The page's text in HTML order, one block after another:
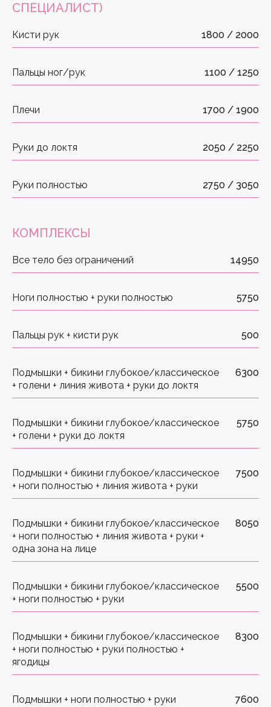
СПЕЦИАЛИСТ)
Кисти рук 1800 / 2000
Пальцы ног/рук 1100 / 1250
Плечи 1700 / 1900
Руки до локтя 2050 / 2250
Руки полностью 2750 / 3050
КОМПЛЕКСЫ
Все тело без ограничений 14950
Ноги полностью + руки полностью 5750
Пальцы рук + кисти рук 500
Подмышки + бикини глубокое/классическое
+ голени + линия живота + руки до локтя
6300
Подмышки + бикини глубокое/классическое
+ голени + руки до локтя
5750
Подмышки + бикини глубокое/классическое
+ ноги полностью + линия живота + руки
7500
Подмышки + бикини глубокое/классическое
+ ноги полностью + линия живота + руки +
одна зона на лице
8050
Подмышки + бикини глубокое/классическое
+ ноги полностью + руки
5500
Подмышки + бикини глубокое/классическое
+ ноги полностью + руки полностью +
ягодицы
8300
Подмышки + ноги полностью + руки
7600
производства Италия
Работа в движении позволяет быстро
обработать большую площадь
Эффективен для темных, светлых
Встроенная система охлаждения делает
процедуру комфортной и безболезненной
Для всех фототипов (I по VI),
включая загорелую кожу
вросших волос
МЕТОДИКА MOVEO
Методика MOVEO — это технология лазерной
кожи 10 на 10 см, передавая энергию лазера